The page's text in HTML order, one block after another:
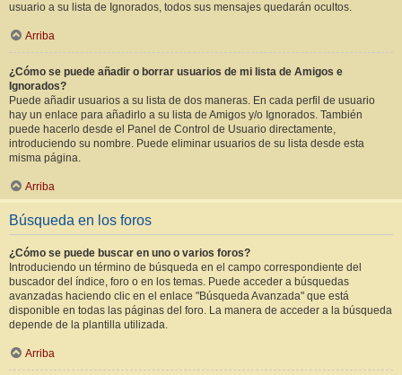
usuario a su lista de Ignorados, todos sus mensajes quedarán ocultos.
Arriba
¿Cómo se puede añadir o borrar usuarios de mi lista de Amigos e
Ignorados?
Puede añadir usuarios a su lista de dos maneras. En cada perfil de usuario
hay un enlace para añadirlo a su lista de Amigos y/o Ignorados. También
puede hacerlo desde el Panel de Control de Usuario directamente,
introduciendo su nombre. Puede eliminar usuarios de su lista desde esta
misma página.
Arriba
Búsqueda en los foros
¿Cómo se puede buscar en uno o varios foros?
Introduciendo un término de búsqueda en el campo correspondiente del
buscador del índice, foro o en los temas. Puede acceder a búsquedas
avanzadas haciendo clic en el enlace "Búsqueda Avanzada" que está
disponible en todas las páginas del foro. La manera de acceder a la búsqueda
depende de la plantilla utilizada.
Arriba